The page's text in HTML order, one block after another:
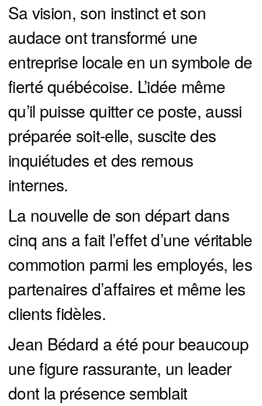
Sa vision, son instinct et son
audace ont transformé une
entreprise locale en un symbole de
fierté québécoise. L’idée même
qu’il puisse quitter ce poste, aussi
préparée soit-elle, suscite des
inquiétudes et des remous
internes.
La nouvelle de son départ dans
cinq ans a fait l’effet d’une véritable
commotion parmi les employés, les
partenaires d’affaires et même les
clients fidèles.
Jean Bédard a été pour beaucoup
une figure rassurante, un leader
dont la présence semblait